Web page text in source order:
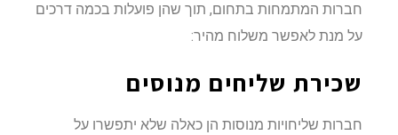
חברות המתמחות בתחום, תוך שהן פועלות בכמה דרכים
על מנת לאפשר משלוח מהיר:
שכירת שליחים מנוסים
חברות שליחויות מנוסות הן כאלה שלא יתפשרו על